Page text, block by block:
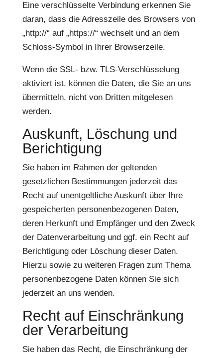
Eine verschlüsselte Verbindung erkennen Sie
daran, dass die Adresszeile des Browsers von
„http://“ auf „https://“ wechselt und an dem
Schloss-Symbol in Ihrer Browserzeile.
Wenn die SSL- bzw. TLS-Verschlüsselung
aktiviert ist, können die Daten, die Sie an uns
übermitteln, nicht von Dritten mitgelesen
werden.
Auskunft, Löschung und
Berichtigung
Sie haben im Rahmen der geltenden
gesetzlichen Bestimmungen jederzeit das
Recht auf unentgeltliche Auskunft über Ihre
gespeicherten personenbezogenen Daten,
deren Herkunft und Empfänger und den Zweck
der Datenverarbeitung und ggf. ein Recht auf
Berichtigung oder Löschung dieser Daten.
Hierzu sowie zu weiteren Fragen zum Thema
personenbezogene Daten können Sie sich
jederzeit an uns wenden.
Recht auf Einschränkung
der Verarbeitung
Sie haben das Recht, die Einschränkung der